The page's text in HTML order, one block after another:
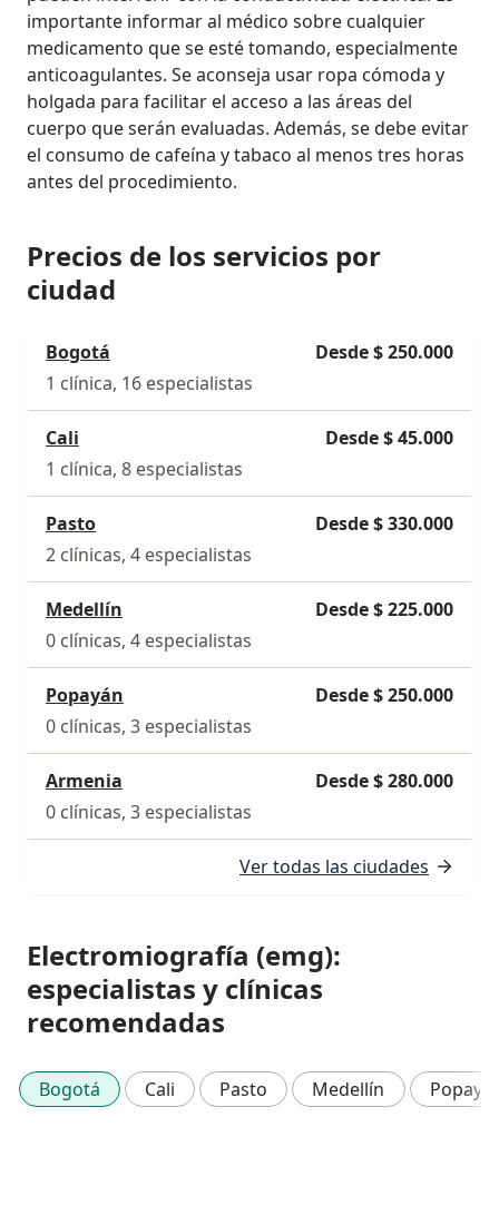
importante informar al médico sobre cualquier
medicamento que se esté tomando, especialmente
anticoagulantes. Se aconseja usar ropa cómoda y
holgada para facilitar el acceso a las áreas del
cuerpo que serán evaluadas. Además, se debe evitar
el consumo de cafeína y tabaco al menos tres horas
antes del procedimiento.
Precios de los servicios por
ciudad
Bogotá
Desde $ 250.000
1 clínica, 16 especialistas
Cali
Desde $ 45.000
1 clínica, 8 especialistas
Pasto
Desde $ 330.000
2 clínicas, 4 especialistas
Medellín
Desde $ 225.000
0 clínicas, 4 especialistas
Popayán
Desde $ 250.000
0 clínicas, 3 especialistas
Armenia
Desde $ 280.000
0 clínicas, 3 especialistas
Ver todas las ciudades
Electromiografía (emg):
especialistas y clínicas
recomendadas
Bogotá Cali Pasto Medellín